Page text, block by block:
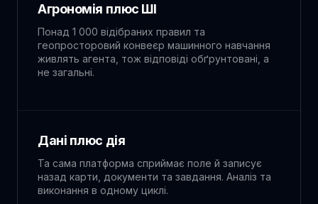
Агрономія плюс ШІ
Понад 1 000 відібраних правил та
геопросторовий конвеєр машинного навчання
живлять агента, тож відповіді обґрунтовані, а
не загальні.
Дані плюс дія
Та сама платформа сприймає поле й записує
назад карти, документи та завдання. Аналіз та
виконання в одному циклі.